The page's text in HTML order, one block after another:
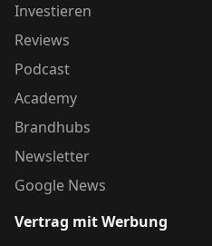
Investieren
Reviews
Podcast
Academy
Brandhubs
Newsletter
Google News
Vertrag mit Werbung